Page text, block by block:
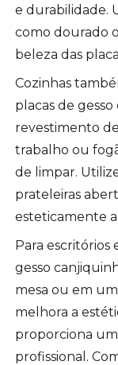
e durabilidade.
como dourado
beleza das
Cozinhas
placas de
revestimento
trabalho ou
de limpar.
prateleiras
esteticamente
Para escritórios
gesso
mesa ou em
melhora a
proporciona um
profissional.